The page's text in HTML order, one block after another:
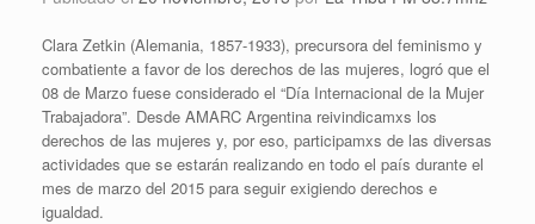
Clara Zetkin (Alemania, 1857-1933), precursora del feminismo y
combatiente a favor de los derechos de las mujeres, logró que el
08 de Marzo fuese considerado el “Día Internacional de la Mujer
Trabajadora”. Desde AMARC Argentina reivindicamxs los
derechos de las mujeres y, por eso, participamxs de las diversas
actividades que se estarán realizando en todo el país durante el
mes de marzo del 2015 para seguir exigiendo derechos e
igualdad.